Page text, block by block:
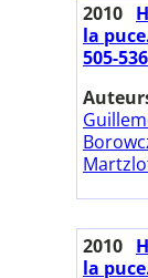
2010
la
505-
2010
la